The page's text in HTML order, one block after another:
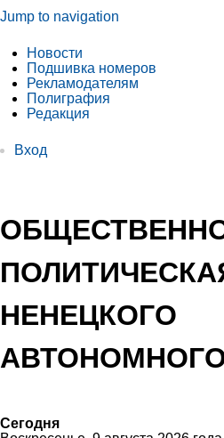
Jump to navigation
Новости
Подшивка номеров
Рекламодателям
Полиграфия
Редакция
Вход
НЕНЕЦКОГО
Сегодня